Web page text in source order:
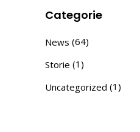
Categorie
News (64)
Storie (1)
Uncategorized (1)